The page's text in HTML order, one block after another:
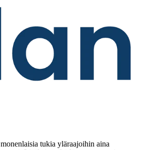
tukia yläraajoihin aina